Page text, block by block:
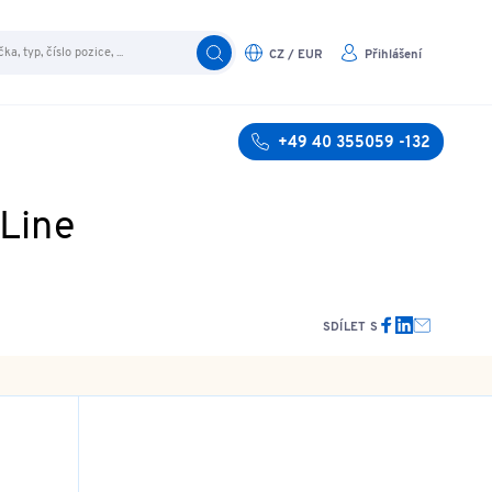
CZ / EUR Přihlášení
+49 40 355059 -132
SDÍLET S